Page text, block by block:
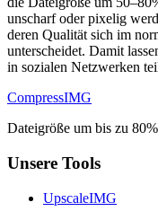
unscharf oder pixelig
deren Qualität sich im
unterscheidet. Damit
in sozialen Netzwerken
CompressIMG
Dateigröße um bis zu
Unsere Tools
UpscaleIMG